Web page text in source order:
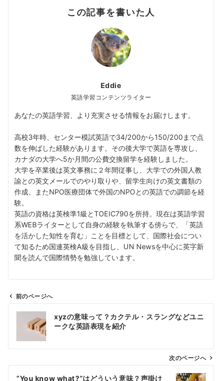
この記事を書いた人
Eddie
英語学習コンテンツライター
あなたの英語学習、より充実させる情報をお届けします。
高校3年時、センター模試英語で34/200から150/200まで点
数を伸ばした経験があります。その後大学で英語を専攻し、
カナダの大学へ5か月間の公費交換留学を経験しました。
大学を卒業後は英文事務に２年間従事し、大学での外国人教
諭との英文メールでのやり取りや、留学生向けの英文書類の
作成、またNPO医療団体で外国のNPOとの英語での調節を経
験。
英語の資格は英検準1級とTOEIC790を所持。現在は英語学習
系WEBライターとして自身の経験を執筆する傍らで、「英語
を活かした知性を育む」ことを目標として、国際社会につい
て知るため国連英検A級を目指し、UN Newsを中心に英字新
聞を読んで国際情勢を勉強しています。
前のページへ
xyzの意味って？カクテル・スラングなどユニ
ークな英語表現を紹介
次のページへ
“You know what?”はどういう意味？声掛け